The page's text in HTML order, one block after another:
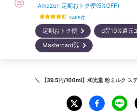
Amazon 定期おトク便(5%OFF)
3469件
定期おトク便
d㌽10%還
Mastercard㌽
＼ 【39.5円/100ml】和光堂 粉ミルク ス